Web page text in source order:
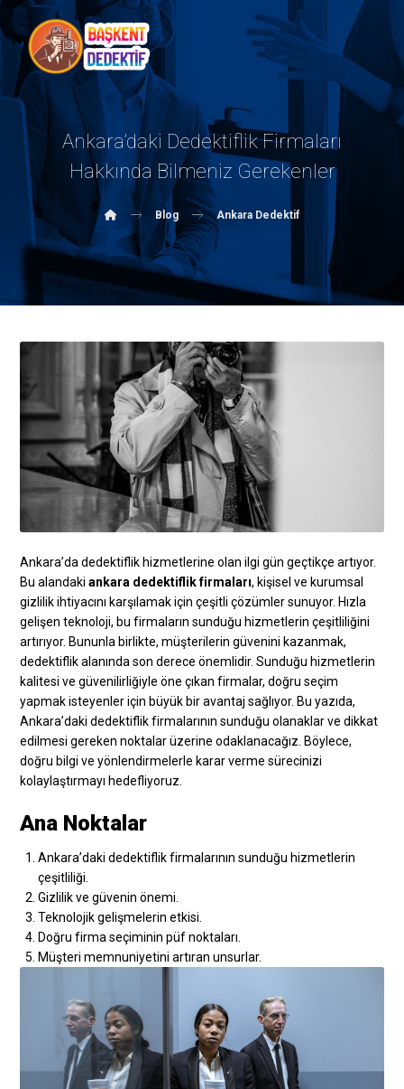
Ankara’daki Dedektiflik Firmaları
Hakkında Bilmeniz Gerekenler
Blog Ankara Dedektif
Ankara’da dedektiflik hizmetlerine olan ilgi gün geçtikçe artıyor.
Bu alandakiankara dedektiflik firmaları, kişisel ve kurumsal
gizlilik ihtiyacını karşılamak için çeşitli çözümler sunuyor. Hızla
gelişen teknoloji, bu firmaların sunduğu hizmetlerin çeşitliliğini
artırıyor. Bununla birlikte, müşterilerin güvenini kazanmak,
dedektiflik alanında son derece önemlidir. Sunduğu hizmetlerin
kalitesi ve güvenilirliğiyle öne çıkan firmalar, doğru seçim
yapmak isteyenler için büyük bir avantaj sağlıyor. Bu yazıda,
Ankara’daki dedektiflik firmalarının sunduğu olanaklar ve dikkat
edilmesi gereken noktalar üzerine odaklanacağız. Böylece,
doğru bilgi ve yönlendirmelerle karar verme sürecinizi
kolaylaştırmayı hedefliyoruz.
Ana Noktalar
Ankara’daki dedektiflik firmalarının sunduğu hizmetlerin
çeşitliliği.
Gizlilik ve güvenin önemi.
Teknolojik gelişmelerin etkisi.
Doğru firma seçiminin püf noktaları.
Müşteri memnuniyetini artıran unsurlar.